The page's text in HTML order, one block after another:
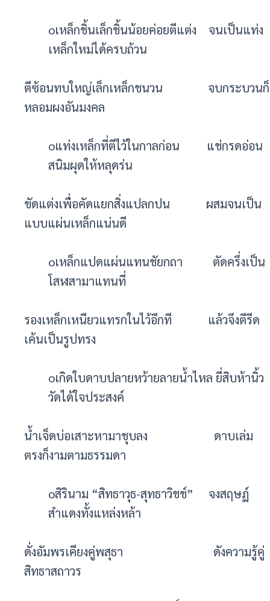
oเหล็กชิ้นเล็กชิ้นน้อยค่อยตีแต่ง จนเป็นแท่ง
เหล็กใหม่ได้ครบถ้วน
ตีซ้อนทบใหญ่เล็กเหล็กชนวน จบกระบวนก็
หลอมผงอันมงคล
oแท่งเหล็กที่ตีไว้ในกาลก่อน แช่กรดอ่อน
สนิมผุดให้หลุดร่น
ขัดแต่งเพื่อคัดแยกสิ่งแปลกปน ผสมจนเป็น
แบบแผ่นเหล็กแน่นดี
oเหล็กแปดแผ่นแทนชัยกถา ตัดครึ่งเป็น
โสฬสามาแทนที่
รองเหล็กเหนียวแทรกในไว้อีกที แล้วจึงตีรีด
เค้นเป็นรูปทรง
oเกิดใบดาบปลายหว้ายลายน้ำไหล ยี่สิบห้านิ้ว
วัดได้ใจประสงค์
น้ำเจ็ดบ่อเสาะหามาชุบลง ดาบเล่ม
ตรงก็งามตามธรรมดา
oสิรินาม “สิทธาวุธ-สุทธาวิชช์” จงสฤษฏ์
สำแดงทั้งแหล่งหล้า
ดั่งอัมพรเคียงคู่พสุธา ดังความรู้คู่
สิทธาสถาวร